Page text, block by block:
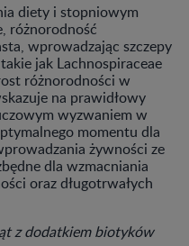
diety i stopniowym
różnorodność
wprowadzając szczepy
jak Lachnospiraceae
różnorodności w
na prawidłowy
wyzwaniem w
momentu dla
żywności ze
dla wzmacniania
oraz długotrwałych
z dodatkiem biotyków